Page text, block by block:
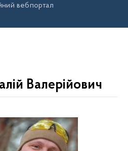
вебпортал
Валерійович